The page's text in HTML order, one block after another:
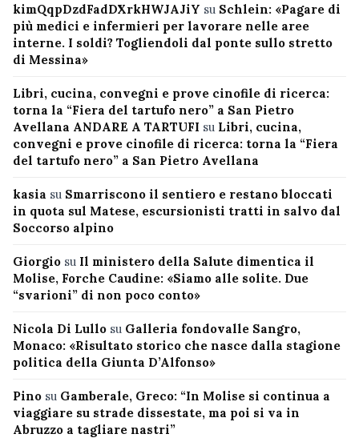
kimQqpDzdFadDXrkHWJAJiY su Schlein: «Pagare di
più medici e infermieri per lavorare nelle aree
interne. I soldi? Togliendoli dal ponte sullo stretto
di Messina»
Libri, cucina, convegni e prove cinofile di ricerca:
torna la “Fiera del tartufo nero” a San Pietro
Avellana ANDARE A TARTUFI su Libri, cucina,
convegni e prove cinofile di ricerca: torna la “Fiera
del tartufo nero” a San Pietro Avellana
kasia su Smarriscono il sentiero e restano bloccati
in quota sul Matese, escursionisti tratti in salvo dal
Soccorso alpino
Giorgio su Il ministero della Salute dimentica il
Molise, Forche Caudine: «Siamo alle solite. Due
“svarioni” di non poco conto»
Nicola Di Lullo su Galleria fondovalle Sangro,
Monaco: «Risultato storico che nasce dalla stagione
politica della Giunta D’Alfonso»
Pino su Gamberale, Greco: “In Molise si continua a
viaggiare su strade dissestate, ma poi si va in
Abruzzo a tagliare nastri”